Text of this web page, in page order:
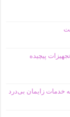
پیچیده